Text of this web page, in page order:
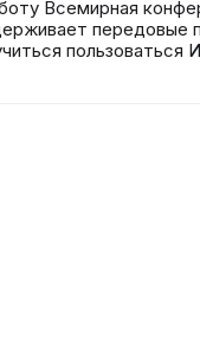
Всемирная
передовые
пользоваться